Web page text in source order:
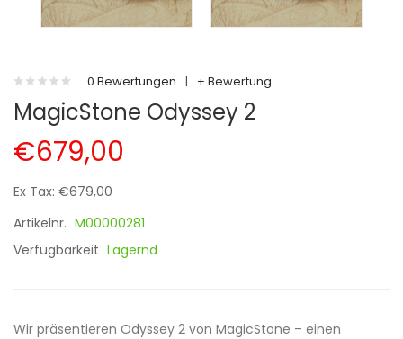
0 Bewertungen | + Bewertung
MagicStone Odyssey 2
€679,00
Ex Tax: €679,00
Artikelnr. M00000281
Verfügbarkeit Lagernd
Wir präsentieren Odyssey 2 von MagicStone – einen